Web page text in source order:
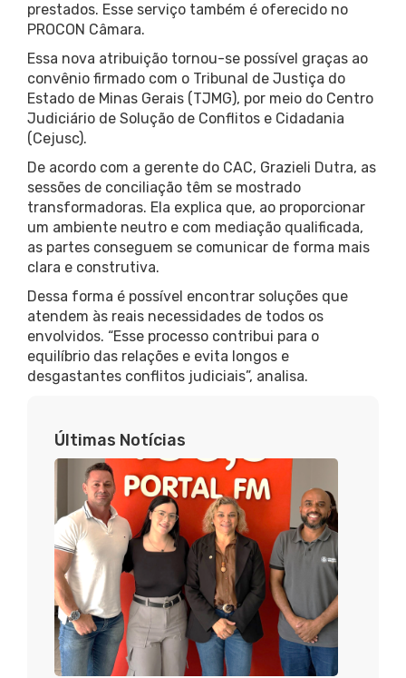
prestados. Esse serviço também é oferecido no
PROCON Câmara.
Essa nova atribuição tornou-se possível graças ao
convênio firmado com o Tribunal de Justiça do
Estado de Minas Gerais (TJMG), por meio do Centro
Judiciário de Solução de Conflitos e Cidadania
(Cejusc).
De acordo com a gerente do CAC, Grazieli Dutra, as
sessões de conciliação têm se mostrado
transformadoras. Ela explica que, ao proporcionar
um ambiente neutro e com mediação qualificada,
as partes conseguem se comunicar de forma mais
clara e construtiva.
Dessa forma é possível encontrar soluções que
atendem às reais necessidades de todos os
envolvidos. “Esse processo contribui para o
equilíbrio das relações e evita longos e
desgastantes conflitos judiciais”, analisa.
Últimas Notícias